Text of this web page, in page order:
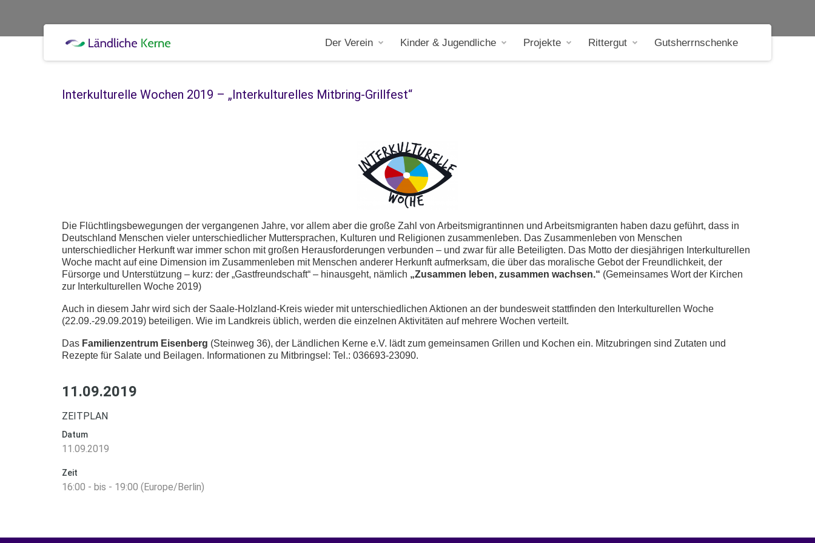
Der Verein Kinder & Jugendliche Projekte Rittergut Gutsherrnschenke
Interkulturelle Wochen 2019 – „Interkulturelles Mitbring-Grillfest“
Die Flüchtlingsbewegungen der vergangenen Jahre, vor allem aber die große Zahl von Arbeitsmigrantinnen und Arbeitsmigranten haben dazu geführt, dass in
Deutschland Menschen vieler unterschiedlicher Muttersprachen, Kulturen und Religionen zusammenleben. Das Zusammenleben von Menschen
unterschiedlicher Herkunft war immer schon mit großen Herausforderungen verbunden – und zwar für alle Beteiligten. Das Motto der diesjährigen Interkulturellen
Woche macht auf eine Dimension im Zusammenleben mit Menschen anderer Herkunft aufmerksam, die über das moralische Gebot der Freundlichkeit, der
Fürsorge und Unterstützung – kurz: der „Gastfreundschaft“ – hinausgeht, nämlich „Zusammen leben, zusammen wachsen.“ (Gemeinsames Wort der Kirchen
zur Interkulturellen Woche 2019)
Auch in diesem Jahr wird sich der Saale-Holzland-Kreis wieder mit unterschiedlichen Aktionen an der bundesweit stattfinden den Interkulturellen Woche
(22.09.-29.09.2019) beteiligen. Wie im Landkreis üblich, werden die einzelnen Aktivitäten auf mehrere Wochen verteilt.
Das Familienzentrum Eisenberg (Steinweg 36), der Ländlichen Kerne e.V. lädt zum gemeinsamen Grillen und Kochen ein. Mitzubringen sind Zutaten und
Rezepte für Salate und Beilagen. Informationen zu Mitbringsel: Tel.: 036693-23090.
11.09.2019
ZEITPLAN
Datum
11.09.2019
Zeit
16:00 - bis - 19:00 (Europe/Berlin)